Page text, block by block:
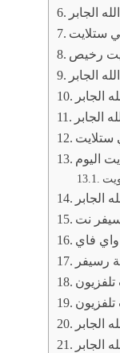
الجابر
ستلايت
رخيص
الجابر
الجابر
الجابر
ستلايت
اليوم
الجابر
نت
فاي
رسيفر
الجابر
الجابر